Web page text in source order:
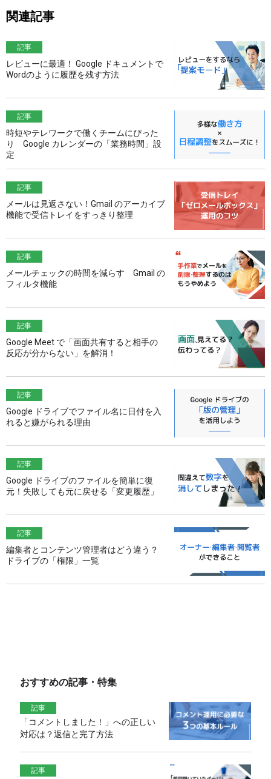
関連記事
記事
レビューに最適！ Google ドキュメントで
Wordのように履歴を残す方法
記事
時短やテレワークで働くチームにぴった
り Google カレンダーの「業務時間」設
定
記事
メールは見返さない！Gmail のアーカイブ
機能で受信トレイをすっきり整理
記事
メールチェックの時間を減らす Gmail の
フィルタ機能
記事
Google Meet で「画面共有すると相手の
反応が分からない」を解消！
記事
Google ドライブでファイル名に日付を入
れると嫌がられる理由
記事
Google ドライブのファイルを簡単に復
元！失敗しても元に戻せる「変更履歴」
記事
編集者とコンテンツ管理者はどう違う？
ドライブの「権限」一覧
おすすめの記事・特集
記事
「コメントしました！」への正しい
対応は？返信と完了方法
記事